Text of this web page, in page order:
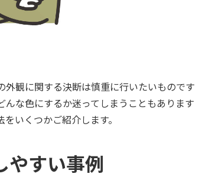
観に関する決断は慎重に行いたいものです
な色にするか迷ってしまうこともあります
いくつかご紹介します。
やすい事例